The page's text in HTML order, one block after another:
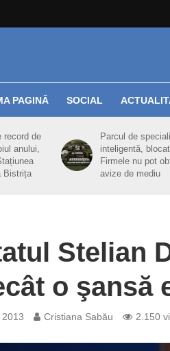
PAGINĂ SOCIAL
record de
anului,
Bistrița
Parcul de
inteligentă,
Firmele nu pot
avize de mediu
Stelian
o şansă
Cristiana Sabău 2.150